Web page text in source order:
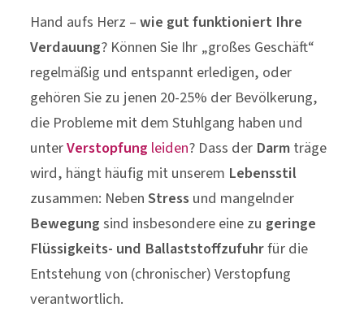
Hand aufs Herz –wie gut funktioniert Ihre
Verdauung? Können Sie Ihr „großes Geschäft“
regelmäßig und entspannt erledigen, oder
gehören Sie zu jenen 20-25% der Bevölkerung,
die Probleme mit dem Stuhlgang haben und
unterVerstopfung leiden? Dass der Darmträge
wird, hängt häufig mit unserem Lebensstil
zusammen: NebenStress und mangelnder
Bewegungsind insbesondere eine zu geringe
Flüssigkeits- und Ballaststoffzufuhrfür die
Entstehung von (chronischer) Verstopfung
verantwortlich.